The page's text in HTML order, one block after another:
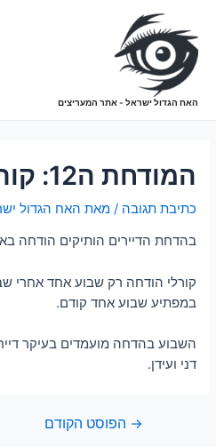
האח הגדול ישראל - אתר המעריצים
המודחת ה12: קורלי
כתיבת תגובה / מאתהאח הגדול
בהדחת הדיירים הותיקים הודחה
קורלי הודחה רק שבוע אחד אחרי
במפתיע שבוע אחד קודם.
השבוע בהדחה מועמדים בעיקר
דני ועידן.
→הפוסט הקודם